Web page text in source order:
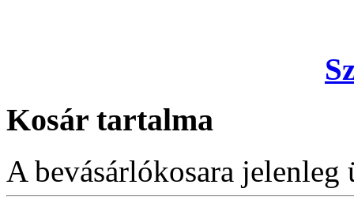
Kosár tartalma
A bevásárlókosara jelenleg